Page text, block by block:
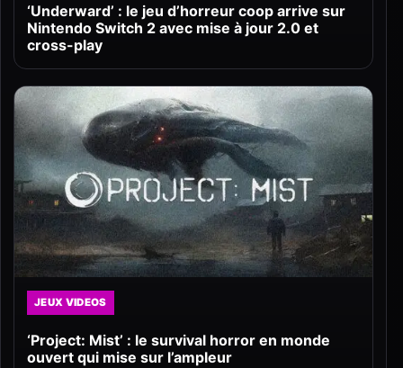
‘Underward’ : le jeu d’horreur coop arrive sur
Nintendo Switch 2 avec mise à jour 2.0 et
cross-play
JEUX VIDEOS
‘Project: Mist’ : le survival horror en monde
ouvert qui mise sur l’ampleur